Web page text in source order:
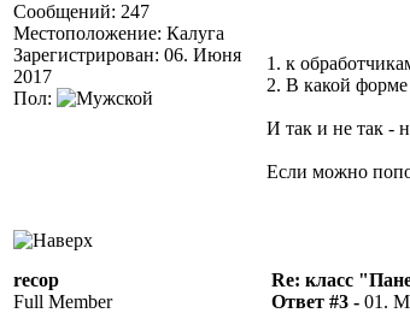
Сообщений: 247
Местоположение: Калуга
Зарегистрирован: 06. Июня
2017
Пол:
1. к
2. В какой
И так и не так -
Если можно
recop
Full Member
Re: класс
Ответ #3 - 01.